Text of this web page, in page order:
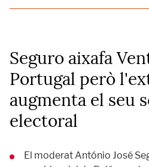
Seguro aixafa
Portugal però
augmenta el seu
electoral
El moderat António José